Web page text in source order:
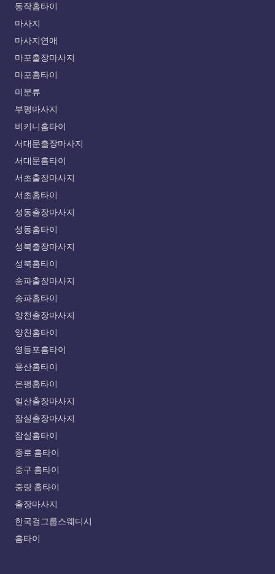
동작홈타이
마사지
마사지연애
마포출장마사지
마포홈타이
미분류
부평마사지
비키니홈타이
서대문출장마사지
서대문홈타이
서초출장마사지
서초홈타이
성동출장마사지
성동홈타이
성북출장마사지
성북홈타이
송파출장마사지
송파홈타이
양천출장마사지
양천홈타이
영등포홈타이
용산홈타이
은평홈타이
일산출장마사지
잠실출장마사지
잠실홈타이
종로 홈타이
중구 홈타이
중랑 홈타이
출장마사지
한국걸그룹스웨디시
홈타이